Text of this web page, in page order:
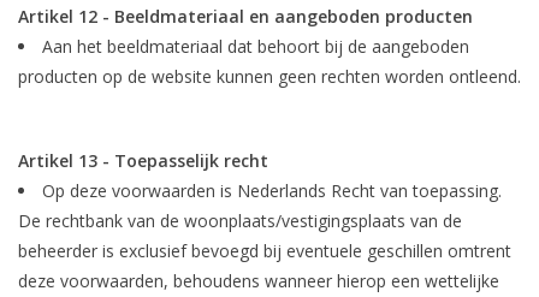
Artikel 12 - Beeldmateriaal en aangeboden producten
Aan het beeldmateriaal dat behoort bij de aangeboden
producten op de website kunnen geen rechten worden ontleend.
Artikel 13 - Toepasselijk recht
Op deze voorwaarden is Nederlands Recht van toepassing.
De rechtbank van de woonplaats/vestigingsplaats van de
beheerder is exclusief bevoegd bij eventuele geschillen omtrent
deze voorwaarden, behoudens wanneer hierop een wettelijke